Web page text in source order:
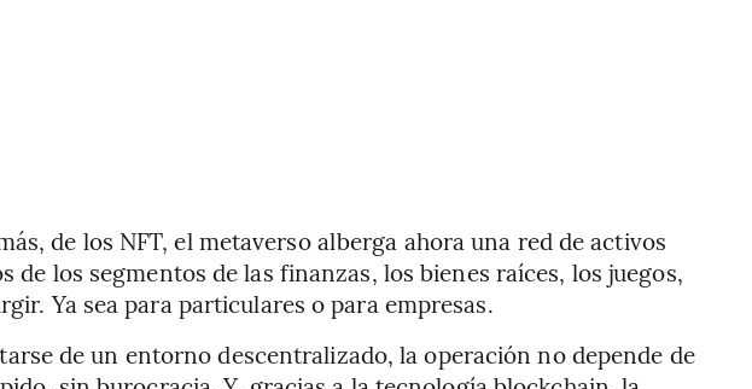
de los NFT, el metaverso alberga ahora una red de activos
los segmentos de las finanzas, los bienes raíces, los juegos,
Ya sea para particulares o para empresas.
de un entorno descentralizado, la operación no depende de